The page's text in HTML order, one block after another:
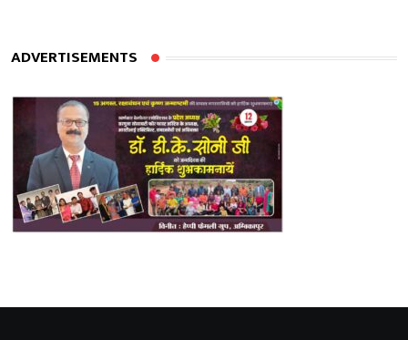
ADVERTISEMENTS